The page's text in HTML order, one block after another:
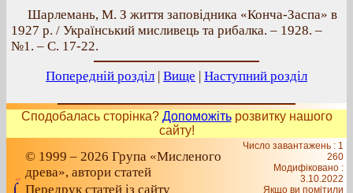
Шарлемань, М. З життя заповідника «Конча‐Заспа» в
1927 р. / Український мисливець та рибалка. – 1928. –
№1. – С. 17‐22.
Попередній розділ | Вище | Наступний розділ
Сподобалась сторінка? Допоможітьрозвитку нашого
сайту!
© 1999 – 2026 Група «Мисленого
древа», автори статей
Передрук статей із сайту
Число завантажень : 1
260
Модифіковано :
3.10.2022
Якщо ви помітили